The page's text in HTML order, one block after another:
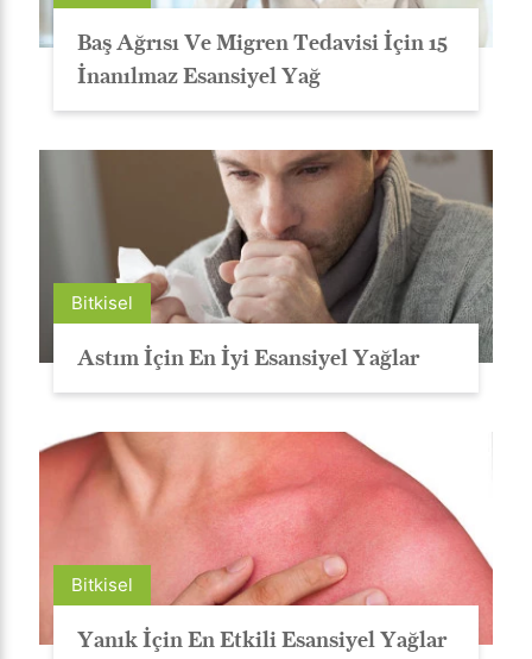
Baş Ağrısı Ve Migren Tedavisi İçin 15
İnanılmaz Esansiyel Yağ
Bitkisel
Astım İçin En İyi Esansiyel Yağlar
Bitkisel
Yanık İçin En Etkili Esansiyel Yağlar